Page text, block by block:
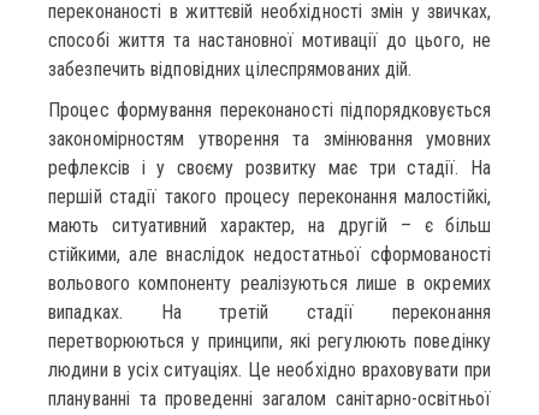
переконаності в життєвій необхідності змін у звичках,
способі життя та настановної мотивації до цього, не
забезпечить відповідних цілеспрямованих дій.
Процес формування переконаності підпорядковується
закономірностям утворення та змінювання умовних
рефлексів і у своєму розвитку має три стадії. На
першій стадії такого процесу переконання малостійкі,
мають ситуативний характер, на другій – є більш
стійкими, але внаслідок недостатньої сформованості
вольового компоненту реалізуються лише в окремих
випадках. На третій стадії переконання
перетворюються у принципи, які регулюють поведінку
людини в усіх ситуаціях. Це необхідно враховувати при
плануванні та проведенні загалом санітарно-освітньої